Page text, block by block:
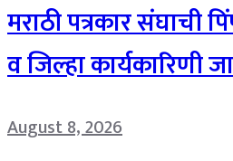
मराठी पत्रकार संघाची
व जिल्हा कार्यकारिणी
August 8, 2026